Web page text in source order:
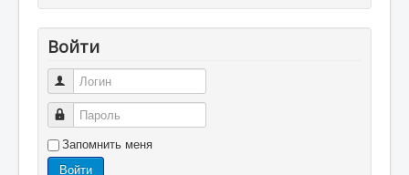
Войти
Логин
Пароль
Запомнить меня
Войти